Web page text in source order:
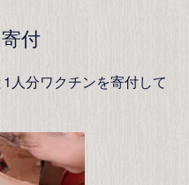
付
人分ワクチンを寄付して